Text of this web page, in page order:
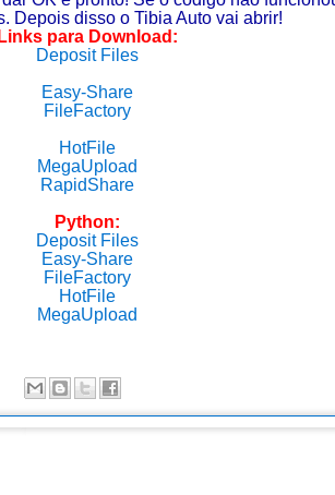
Depois disso o Tibia Auto vai abrir!
Links para Download:
Deposit Files
Easy-Share
FileFactory
HotFile
MegaUpload
RapidShare
Python:
Deposit Files
Easy-Share
FileFactory
HotFile
MegaUpload